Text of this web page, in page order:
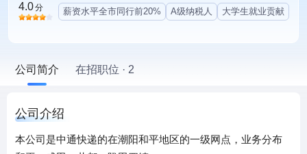
4.0分 薪资水平全市同行前20% A级纳税人 大学生就业贡献
公司简介 在招职位 · 2
公司介绍
本公司是中通快递的在潮阳和平地区的一级网点，业务分布